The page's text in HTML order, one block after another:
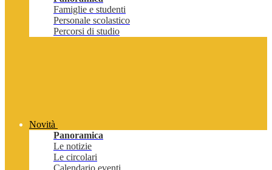
Famiglie e studenti
Personale scolastico
Percorsi di studio
Novità
Panoramica
Le notizie
Le circolari